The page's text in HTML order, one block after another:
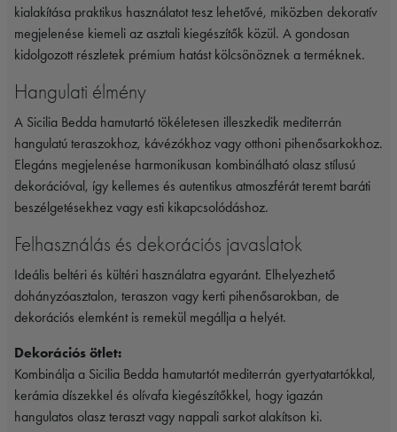
kialakítása praktikus használatot tesz lehetővé, miközben dekoratív
megjelenése kiemeli az asztali kiegészítők közül. A gondosan
kidolgozott részletek prémium hatást kölcsönöznek a terméknek.
Hangulati élmény
A Sicilia Bedda hamutartó tökéletesen illeszkedik mediterrán
hangulatú teraszokhoz, kávézókhoz vagy otthoni pihenősarkokhoz.
Elegáns megjelenése harmonikusan kombinálható olasz stílusú
dekorációval, így kellemes és autentikus atmoszférát teremt baráti
beszélgetésekhez vagy esti kikapcsolódáshoz.
Felhasználás és dekorációs javaslatok
Ideális beltéri és kültéri használatra egyaránt. Elhelyezhető
dohányzóasztalon, teraszon vagy kerti pihenősarokban, de
dekorációs elemként is remekül megállja a helyét.
Dekorációs ötlet:
Kombinálja a Sicilia Bedda hamutartót mediterrán gyertyatartókkal,
kerámia díszekkel és olívafa kiegészítőkkel, hogy igazán
hangulatos olasz teraszt vagy nappali sarkot alakítson ki.